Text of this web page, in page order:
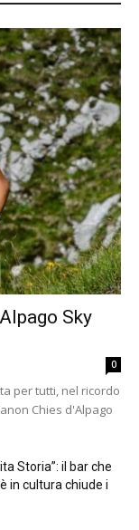
Sky
0
per tutti, nel ricordo
Chies d'Alpago
Storia”: il bar che
in cultura chiude i